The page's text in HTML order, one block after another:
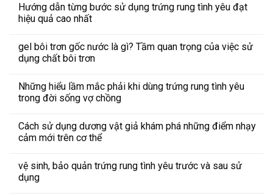
Hướng dẫn từng bước sử dụng trứng rung tình yêu đạt
hiệu quả cao nhất
gel bôi trơn gốc nước là gì? Tầm quan trọng của việc sử
dụng chất bôi trơn
Những hiểu lầm mắc phải khi dùng trứng rung tình yêu
trong đời sống vợ chồng
Cách sử dụng dương vật giả khám phá những điểm nhạy
cảm mới trên cơ thể
vệ sinh, bảo quản trứng rung tình yêu trước và sau sử
dụng